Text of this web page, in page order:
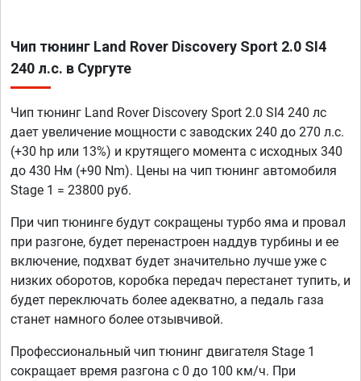
Чип тюнинг Land Rover Discovery Sport 2.0 SI4
240 л.с. в Сургуте
Чип тюнинг Land Rover Discovery Sport 2.0 SI4 240 лс
дает увеличение мощности с заводских 240 до 270 л.с.
(+30 hp или 13%) и крутящего момента с исходных 340
до 430 Нм (+90 Nm). Цены на чип тюнинг автомобиля
Stage 1 = 23800 руб.
При чип тюнинге будут сокращены турбо яма и провал
при разгоне, будет перенастроен наддув турбины и ее
включение, подхват будет значительно лучше уже с
низких оборотов, коробка передач перестанет тупить, и
будет переключать более адекватно, а педаль газа
станет намного более отзывчивой.
Профессиональный чип тюнинг двигателя Stage 1
сокращает время разгона с 0 до 100 км/ч. При